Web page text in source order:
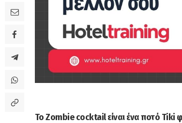
Το Zombie cocktail είναι ένα ποτό Tiki